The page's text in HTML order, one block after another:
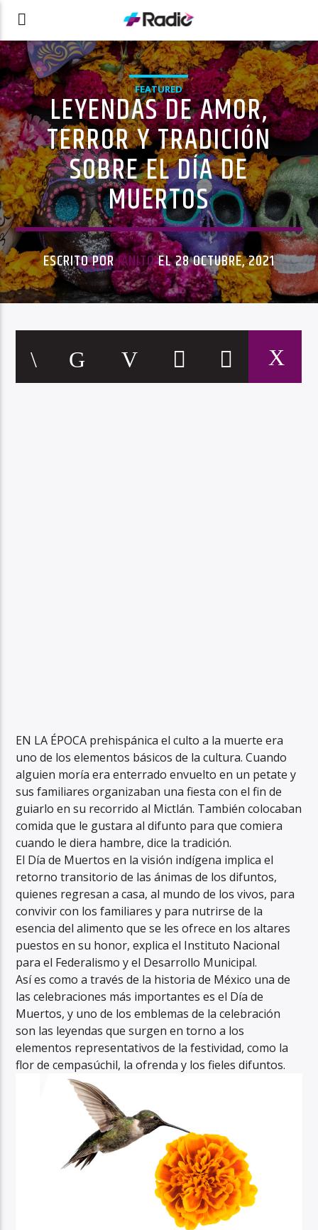
FEATURED
LEYENDAS DE AMOR,
TERROR Y TRADICIÓN
SOBRE EL DÍA DE
MUERTOS
ESCRITO PORJANITOEL 28 OCTUBRE, 2021
EN LA ÉPOCA prehispánica el culto a la muerte era
uno de los elementos básicos de la cultura. Cuando
alguien moría era enterrado envuelto en un petate y
sus familiares organizaban una fiesta con el fin de
guiarlo en su recorrido al Mictlán. También colocaban
comida que le gustara al difunto para que comiera
cuando le diera hambre, dice la tradición.
El Día de Muertos en la visión indígena implica el
retorno transitorio de las ánimas de los difuntos,
quienes regresan a casa, al mundo de los vivos, para
convivir con los familiares y para nutrirse de la
esencia del alimento que se les ofrece en los altares
puestos en su honor, explica el Instituto Nacional
para el Federalismo y el Desarrollo Municipal.
Así es como a través de la historia de México una de
las celebraciones más importantes es el Día de
Muertos, y uno de los emblemas de la celebración
son las leyendas que surgen en torno a los
elementos representativos de la festividad, como la
flor de cempasúchil, la ofrenda y los fieles difuntos.